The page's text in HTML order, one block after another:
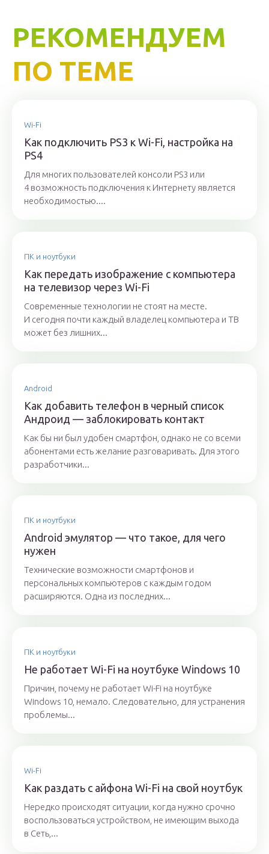
РЕКОМЕНДУЕМ
ПО ТЕМЕ
Wi-Fi
Как подключить PS3 к Wi-Fi, настройка на
PS4
Для многих пользователей консоли PS3 или
4 возможность подключения к Интернету является
необходимостью....
ПК и ноутбуки
Как передать изображение с компьютера
на телевизор через Wi-Fi
Современные технологии не стоят на месте.
И сегодня почти каждый владелец компьютера и ТВ
может без лишних...
Android
Как добавить телефон в черный список
Андроид — заблокировать контакт
Как бы ни был удобен смартфон, однако не со всеми
абонентами есть желание разговаривать. Для этого
разработчики...
ПК и ноутбуки
Android эмулятор — что такое, для чего
нужен
Технические возможности смартфонов и
персональных компьютеров с каждым годом
расширяются. Одна из последних...
ПК и ноутбуки
Не работает Wi-Fi на ноутбуке Windows 10
Причин, почему не работает Wi-Fi на ноутбуке
Windows 10, немало. Следовательно, для устранения
проблемы...
Wi-Fi
Как раздать с айфона Wi-Fi на свой ноутбук
Нередко происходят ситуации, когда нужно срочно
воспользоваться устройством, не имеющим выхода
в Сеть,...